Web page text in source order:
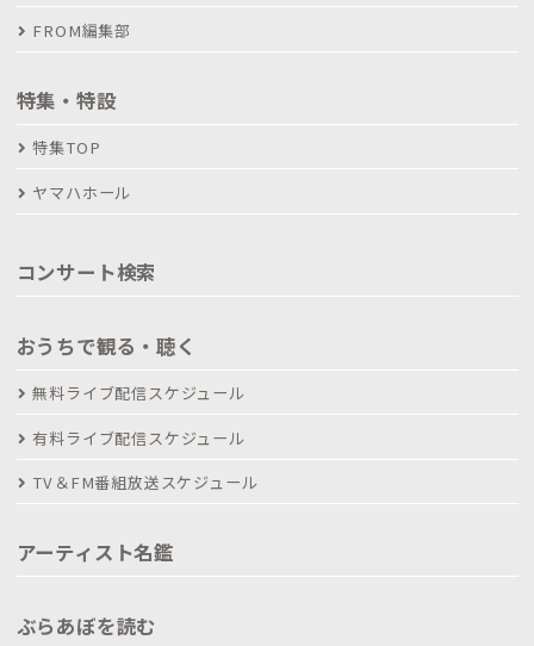
FROM編集部
特集・特設
特集TOP
ヤマハホール
コンサート検索
おうちで観る・聴く
無料ライブ配信スケジュール
有料ライブ配信スケジュール
TV＆FM番組放送スケジュール
アーティスト名鑑
ぶらあぼを読む